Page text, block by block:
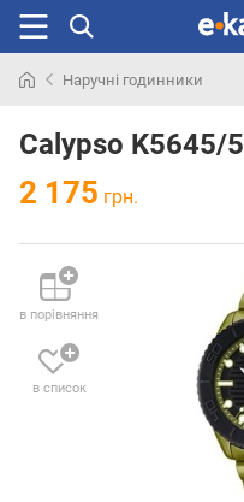
раніше
Наручні годинники
Calypso K5645/5
2 175 грн.
в порівняння
в список